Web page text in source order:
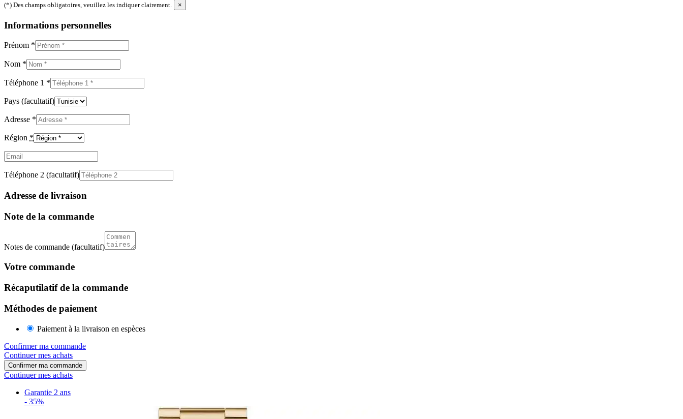
(*) Des champs obligatoires, veuillez les indiquer clairement. ×
Informations personnelles
Prénom *
Nom *
Téléphone 1 *
Pays (facultatif)
Adresse *
Région *
Email
Téléphone 2 (facultatif)
Adresse de livraison
Note de la commande
Notes de commande (facultatif)
Votre commande
Récaputilatif de la commande
Méthodes de paiement
Paiement à la livraison en espèces
Confirmer ma commande
Continuer mes achats
Confirmer ma commande
Continuer mes achats
Garantie 2 ans
- 35%